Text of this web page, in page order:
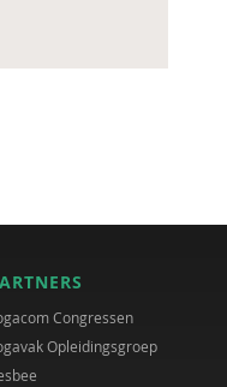
Congressen
Opleidingsgroep